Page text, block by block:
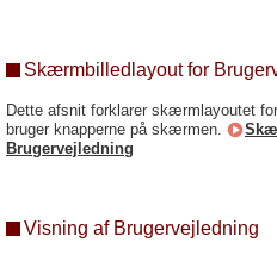
Skærmbilledlayout for
Dette afsnit forklarer skærmlayoutet
bruger knapperne på skærmen.
Brugervejledning
Visning af Brugervejledning